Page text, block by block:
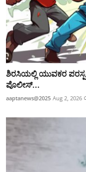
ಶಿರಸಿಯಲ್ಲಿ ಯುವಕರ
ಪೊಲೀಸ್...
aaptanews@2025 Aug 2, 2026